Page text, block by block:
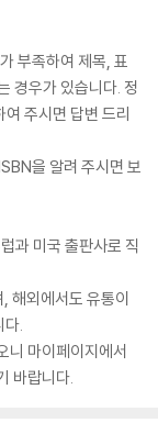
부족하여 제목, 표
경우가 있습니다. 정
주시면 답변 드리
을 알려 주시면 보
과 미국 출판사로 직
해외에서도 유통이
다.
니 마이페이지에서
바랍니다.